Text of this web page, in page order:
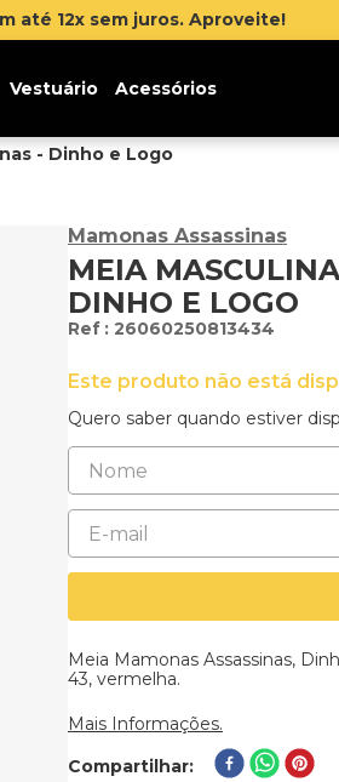
de desconto na sua primeira
Vestuário Acessórios
- Dinho e Logo
Mamonas Assassinas
MEIA
DINHO E LOGO
: 26060250813434
Este produto não está
Quero saber quando estiver
Meia Mamonas Assassinas,
43, vermelha.
Mais Informações.
Compartilhar